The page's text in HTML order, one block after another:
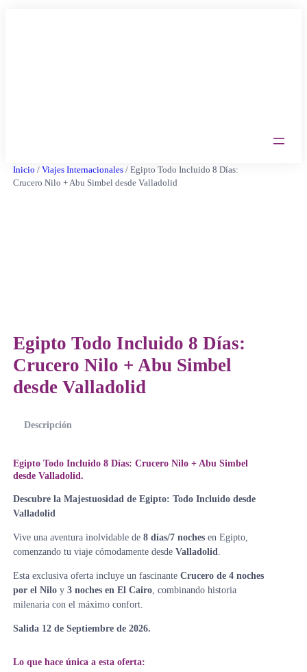
Inicio / Viajes Internacionales/ Egipto Todo Incluido 8 Días:
Crucero Nilo + Abu Simbel desde Valladolid
Egipto Todo Incluido 8 Días:
Crucero Nilo + Abu Simbel
desde Valladolid
Descripción
Egipto Todo Incluido 8 Días: Crucero Nilo + Abu Simbel
desde Valladolid.
Descubre la Majestuosidad de Egipto: Todo Incluido desde
Valladolid
Vive una aventura inolvidable de 8 días/7 nochesen Egipto,
comenzando tu viaje cómodamente desde Valladolid
Esta exclusiva oferta incluye un fascinante Crucero de 4 noches
por el Niloy3 noches en El Cairo, combinando historia
milenaria con el máximo confort.
Salida 12 de Septiembre de 2026.
Lo que hace única a esta oferta: